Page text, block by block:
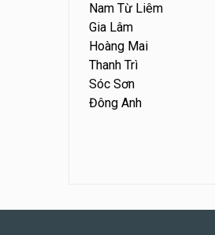
Nam Từ Liêm
Gia Lâm
Hoàng Mai
Thanh Trì
Sóc Sơn
Đông Anh